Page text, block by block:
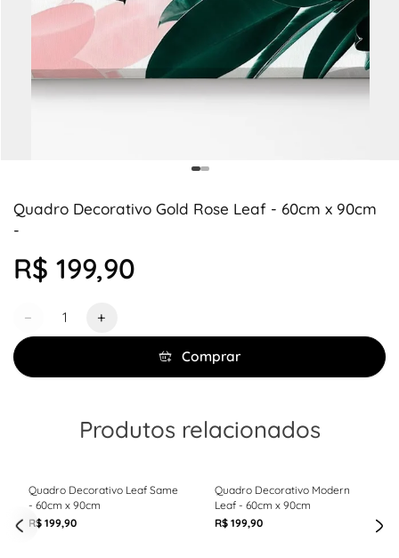
Quadro Decorativo Gold Rose Leaf - 60cm x 90cm
-
R$ 199,90
− +
Comprar
Produtos relacionados
Quadro Decorativo Leaf Same
- 60cm x 90cm
R$ 199,90
Quadro Decorativo Modern
Leaf - 60cm x 90cm
R$ 199,90